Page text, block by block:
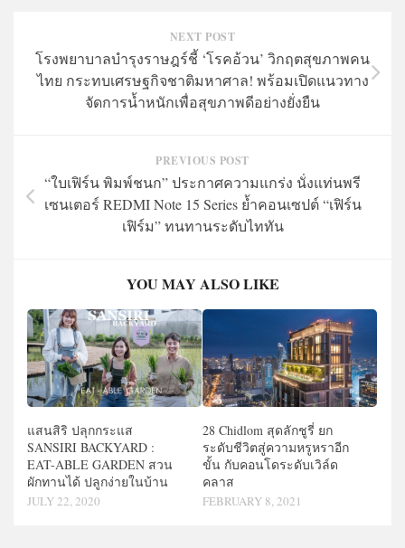
NEXT POST
โรงพยาบาลบำรุงราษฎร์ชี้ ‘โรคอ้วน’ วิกฤตสุขภาพคน
ไทย กระทบเศรษฐกิจชาติมหาศาล! พร้อมเปิดแนวทาง
จัดการน้ำหนักเพื่อสุขภาพดีอย่างยั่งยืน
PREVIOUS POST
“ใบเฟิร์น พิมพ์ชนก” ประกาศความแกร่ง นั่งแท่นพรี
เซนเตอร์ REDMI Note 15 Series ย้ำคอนเซปต์ “เฟิร์น
เฟิร์ม” ทนทานระดับไททัน
YOU MAY ALSO LIKE
แสนสิริ ปลุกกระแส
SANSIRI BACKYARD :
EAT-ABLE GARDEN สวน
ผักทานได้ ปลูกง่ายในบ้าน
JULY 22, 2020
28 Chidlom สุดลักชูรี่ ยก
ระดับชีวิตสู่ความหรูหราอีก
ขั้น กับคอนโดระดับเวิล์ด
คลาส
FEBRUARY 8, 2021